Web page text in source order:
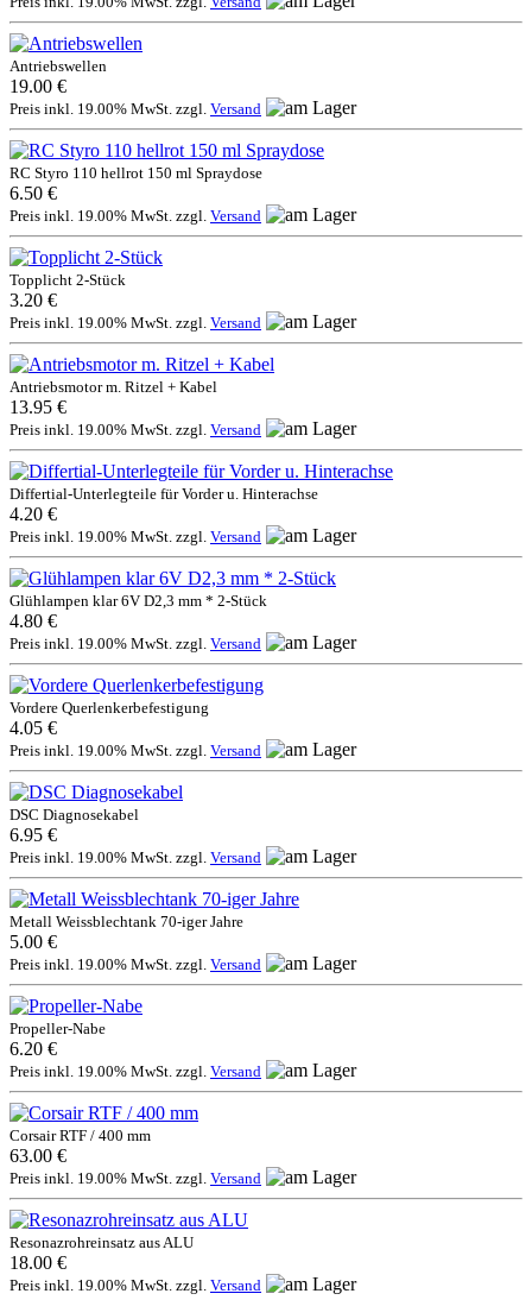
Antriebswellen
19.00 €
Preis inkl. 19.00% MwSt. zzgl. Versand
RC Styro 110 hellrot 150 ml Spraydose
6.50 €
Preis inkl. 19.00% MwSt. zzgl. Versand
Topplicht 2-Stück
3.20 €
Preis inkl. 19.00% MwSt. zzgl. Versand
Antriebsmotor m. Ritzel + Kabel
13.95 €
Preis inkl. 19.00% MwSt. zzgl. Versand
Differtial-Unterlegteile für Vorder u. Hinterachse
4.20 €
Preis inkl. 19.00% MwSt. zzgl. Versand
Glühlampen klar 6V D2,3 mm * 2-Stück
4.80 €
Preis inkl. 19.00% MwSt. zzgl. Versand
Vordere Querlenkerbefestigung
4.05 €
Preis inkl. 19.00% MwSt. zzgl. Versand
DSC Diagnosekabel
6.95 €
Preis inkl. 19.00% MwSt. zzgl. Versand
Metall Weissblechtank 70-iger Jahre
5.00 €
Preis inkl. 19.00% MwSt. zzgl. Versand
Propeller-Nabe
6.20 €
Preis inkl. 19.00% MwSt. zzgl. Versand
Corsair RTF / 400 mm
63.00 €
Preis inkl. 19.00% MwSt. zzgl. Versand
Resonazrohreinsatz aus ALU
18.00 €
Preis inkl. 19.00% MwSt. zzgl. Versand